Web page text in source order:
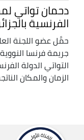
دحمان تواتي
الفرنسية
حمَّل عضو اللجنة
جريمة فرنسا
التواتي الدولة
الزمان والمكان